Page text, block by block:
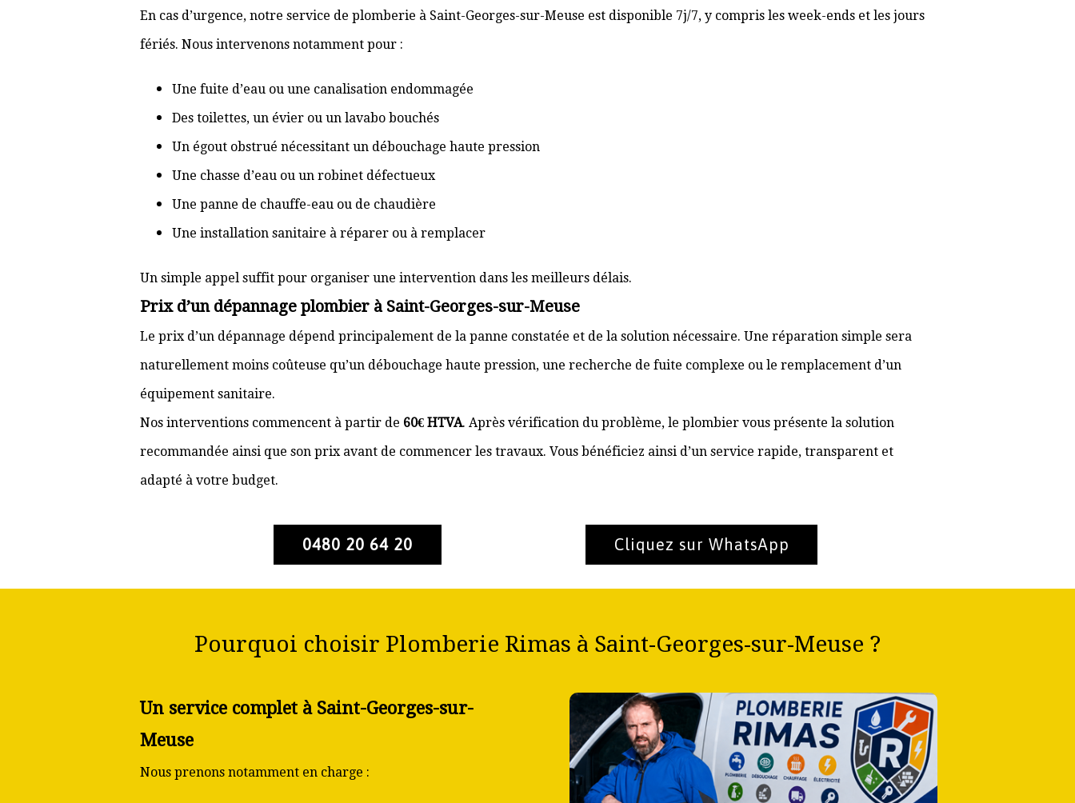
En cas d’urgence, notre service de plomberie à Saint-Georges-sur-Meuse est disponible 7j/7, y compris les week-ends et les jours
fériés. Nous intervenons notamment pour :
Une fuite d’eau ou une canalisation endommagée
Des toilettes, un évier ou un lavabo bouchés
Un égout obstrué nécessitant un débouchage haute pression
Une chasse d’eau ou un robinet défectueux
Une panne de chauffe-eau ou de chaudière
Une installation sanitaire à réparer ou à remplacer
Un simple appel suffit pour organiser une intervention dans les meilleurs délais.
Prix d’un dépannage plombier à Saint-Georges-sur-Meuse
Le prix d’un dépannage dépend principalement de la panne constatée et de la solution nécessaire. Une réparation simple sera
naturellement moins coûteuse qu’un débouchage haute pression, une recherche de fuite complexe ou le remplacement d’un
équipement sanitaire.
Nos interventions commencent à partir de 60€ HTVA. Après vérification du problème, le plombier vous présente la solution
recommandée ainsi que son prix avant de commencer les travaux. Vous bénéficiez ainsi d’un service rapide, transparent et
adapté à votre budget.
0480 20 64 20 Cliquez sur WhatsApp
Pourquoi choisir Plomberie Rimas à Saint-Georges-sur-Meuse ?
Un service complet à Saint-Georges-sur-
Meuse
Nous prenons notamment en charge :